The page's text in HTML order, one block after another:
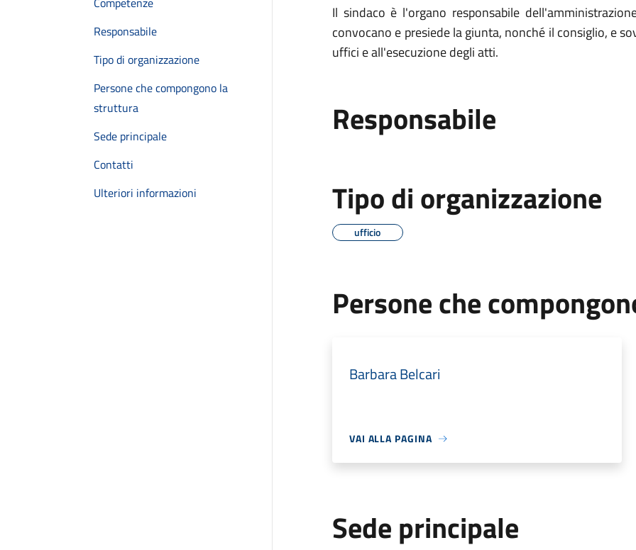
Responsabile
Tipo di organizzazione
Persone che compongono la
struttura
Sede principale
Contatti
Ulteriori informazioni
Il sindaco è l'organo responsabile
convocano e presiede la giunta, nonché il consiglio, e
uffici e all'esecuzione degli atti.
Responsabile
Tipo di organizzazione
ufficio
Persone che
Barbara Belcari
VAI ALLA PAGINA
Sede principale